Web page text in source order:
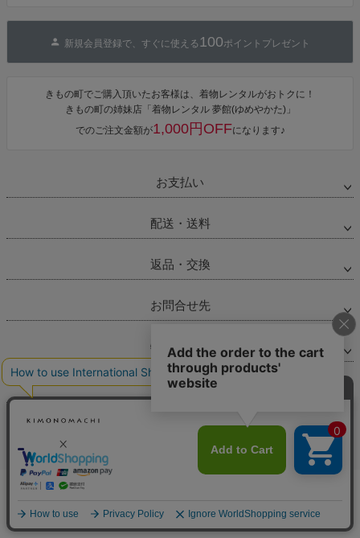
新規会員登録で、すぐに使える 100ポイントプレゼント
きもの町でご購入頂いたお客様は、着物レンタルがおトクに！
きもの町の姉妹店「着物レンタル 夢館(ゆめやかた)」
でのご注文金額が1,000円OFFになります♪
お支払い
配送・送料
返品・交換
お問合せ先
特集ページ
マイページ
サポート
会社概要
本社「豊彩(ほうさい)」について